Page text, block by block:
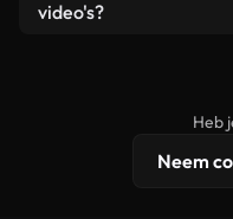
remixen. Zorg er wel
video's?
licentiebescherming
Heb
Neem